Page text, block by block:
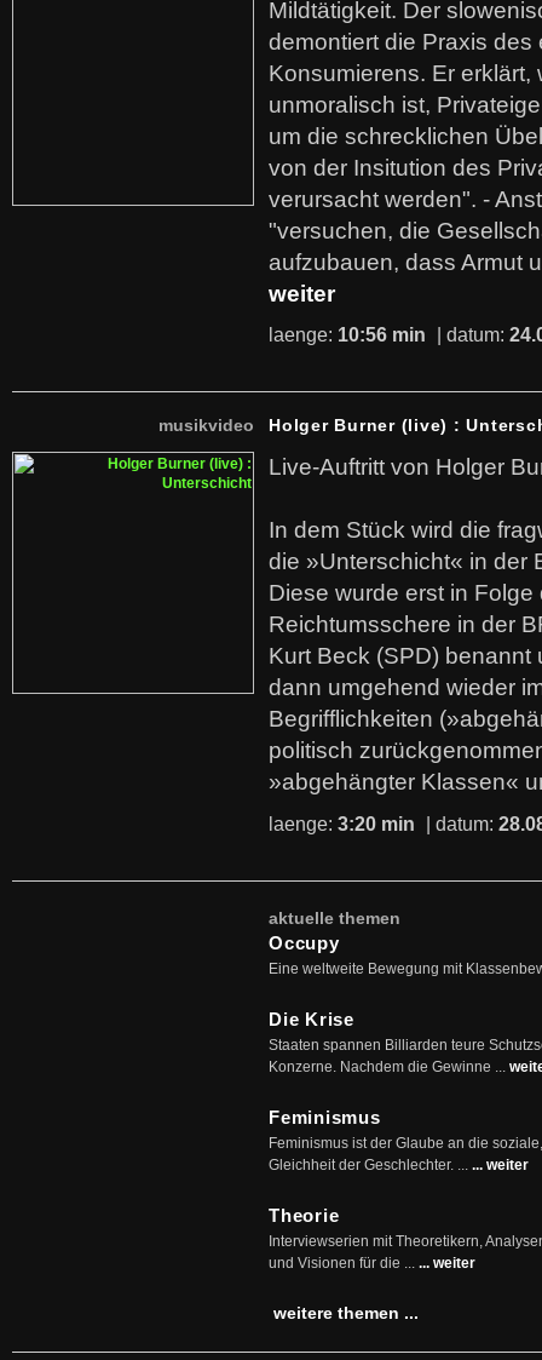
Mildtätigkeit. Der
demontiert die Praxis des
Konsumierens. Er erklärt,
unmoralisch ist,
um die schrecklichen
von der Insitution des
verursacht werden". -
"versuchen, die
aufzubauen, dass Armut
weiter
laenge: 10:56 min | datum:
musikvideo Holger Burner (live) :
Live-Auftritt von Holger
In dem Stück wird die
die »Unterschicht« in der
Diese wurde erst in
Reichtumsschere in der
Kurt Beck (SPD)
dann umgehend wieder
Begrifflichkeiten
politisch
»abgehängter Klassen«
laenge: 3:20 min | datum:
aktuelle themen
Occupy
Eine weltweite Bewegung mit
Die Krise
Staaten spannen Billiarden teure
Konzerne. Nachdem die Gewinne ...
Feminismus
Feminismus ist der Glaube an die
Gleichheit der Geschlechter. ... ... weiter
Theorie
Interviewserien mit Theoretikern,
und Visionen für die ... ... weiter
weitere themen ...